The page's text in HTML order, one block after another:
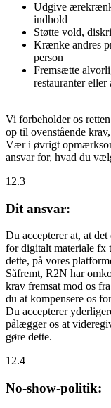
Udgive
indhold
Støtte vold,
Krænke andres
person
Fremsætte
restauranter eller
Vi forbeholder os
op til ovenstående
Vær i øvrigt
ansvar for, hvad du
12.3
Dit ansvar:
Du accepterer at, at
for digitalt materiale fx
dette, på vores
Såfremt, R2N har
krav fremsat mod os
du at kompensere os
Du accepterer
pålægger os at
gøre dette.
12.4
No-show-politik: